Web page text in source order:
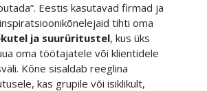
Eestis kasutavad firmad ja
tihti oma
ja suurüritustel, kus üks
oma töötajatele või klientidele
Kõne sisaldab reeglina
kas grupile või isiklikult,